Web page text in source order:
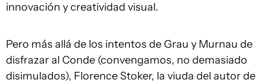
innovación y creatividad visual.
Pero más allá de los intentos de Grau y Murnau de
disfrazar al Conde (convengamos, no demasiado
disimulados), Florence Stoker, la viuda del autor de